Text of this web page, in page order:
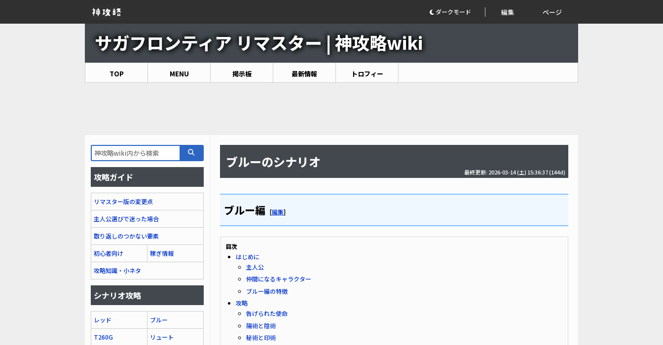
ダークモード 編集 ページ
サガフロンティア リマスター | 神攻略wiki
TOP MENU 掲示板 最新情報 トロフィー
ブルーのシナリオ
最終更新: 2026-03-14 (土) 15:36:37(144d)
ブルー編 [編集]
目次
はじめに
主人公
仲間になるキャラクター
ブルー編の特徴
攻略
告げられた使命
陽術と陰術
秘術と印術
攻略ガイド
リマスター版の変更点
主人公選びで迷った場合
取り返しのつかない要素
初心者向け 稼ぎ情報
攻略知識・小ネタ
シナリオ攻略
レッド ブルー
T260G リュート